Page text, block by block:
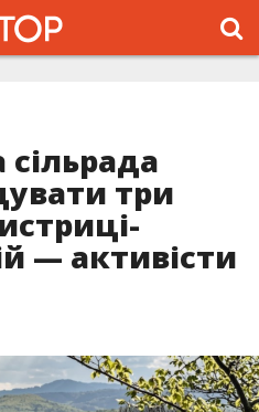
сільрада
три
— активісти